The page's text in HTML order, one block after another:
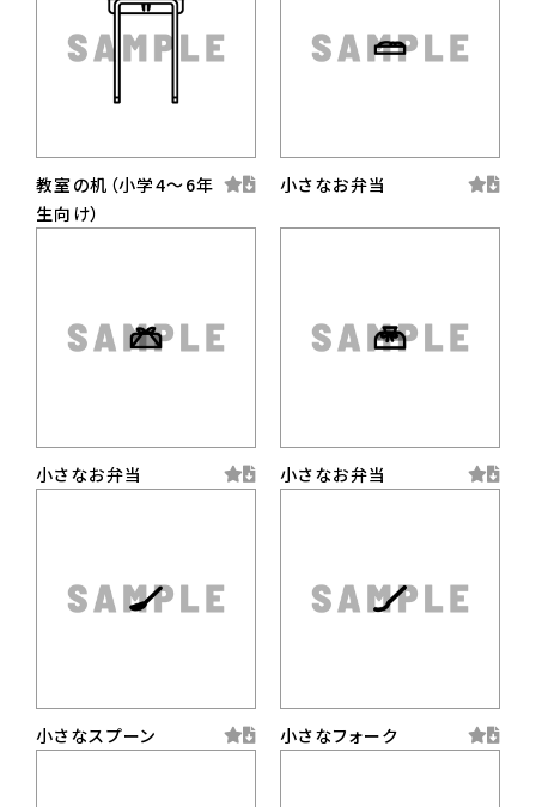
教室の机（小学4〜6年
生向け）
小さなお弁当
小さなお弁当 小さなお弁当
小さなスプーン 小さなフォーク